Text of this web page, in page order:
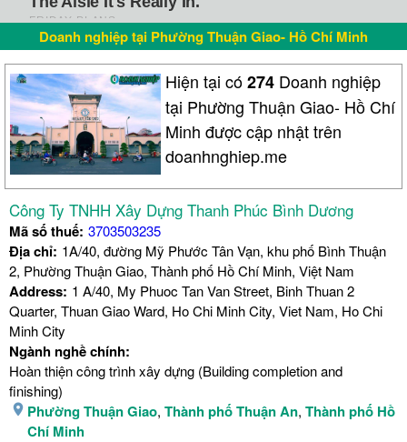
Doanh nghiệp tại Phường Thuận Giao- Hồ Chí Minh
Hiện tại có274 Doanh nghiệp
tại Phường Thuận Giao- Hồ Chí
Minh được cập nhật trên
doanhnghiep.me
Công Ty TNHH Xây Dựng Thanh Phúc Bình Dương
Mã số thuế: 3703503235
Địa chỉ: 1A/40, đường Mỹ Phước Tân Vạn, khu phố Bình Thuận
2, Phường Thuận Giao, Thành phố Hồ Chí Minh, Việt Nam
Address: 1 A/40, My Phuoc Tan Van Street, Binh Thuan 2
Quarter, Thuan Giao Ward, Ho Chi Minh City, Viet Nam, Ho Chi
Minh City
Ngành nghề chính:
Hoàn thiện công trình xây dựng (Building completion and
finishing)
Phường Thuận Giao, Thành phố Thuận An, Thành phố Hồ
Chí Minh